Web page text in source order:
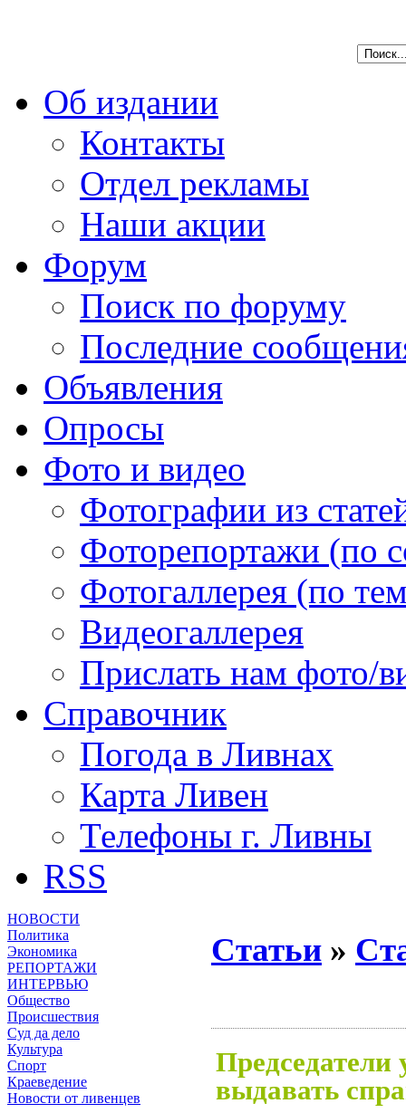
Об издании
Контакты
Отдел рекламы
Наши акции
Форум
Поиск по форуму
Последние
Объявления
Опросы
Фото и видео
Фотографии из
Фоторепортажи (по
Фотогаллерея (по
Видеогаллерея
Прислать нам фото/
Справочник
Погода в Ливнах
Карта Ливен
Телефоны г. Ливны
RSS
НОВОСТИ
Политика
Экономика
РЕПОРТАЖИ
ИНТЕРВЬЮ
Общество
Происшествия
Суд да дело
Культура
Спорт
Краеведение
Новости от ливенцев
Статьи »
Председатели
выдавать